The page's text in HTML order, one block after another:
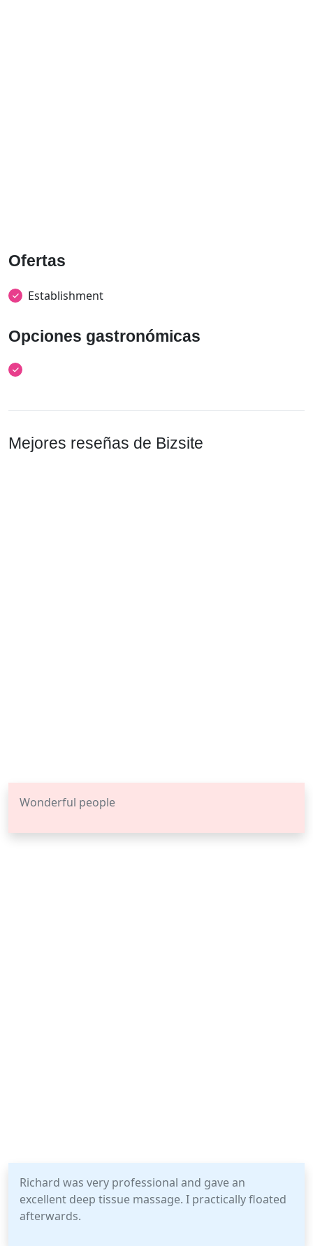
Ofertas
Establishment
Opciones gastronómicas
Mejores reseñas de Bizsite
Wonderful people
Richard was very professional and gave an
excellent deep tissue massage. I practically floated
afterwards.